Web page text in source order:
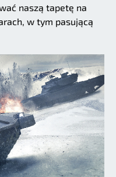
naszą tapetę na
w tym pasującą